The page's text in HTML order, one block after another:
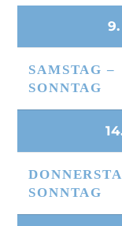
SAMSTAG –
SONNTAG
SONNTAG